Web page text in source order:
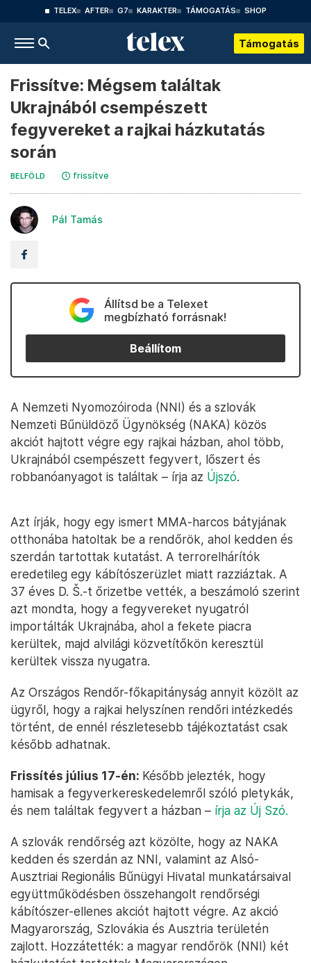
TELEX AFTER G7 KARAKTER TÁMOGATÁS SHOP
Támogatás
Frissítve: Mégsem találtak
Ukrajnából csempészett
fegyvereket a rajkai házkutatás
során
BELFÖLD frissítve
Pál Tamás
Állítsd be a Telexet
megbízható forrásnak!
Beállítom
A Nemzeti Nyomozóiroda (NNI) és a szlovák
Nemzeti Bűnüldöző Ügynökség (NAKA) közös
akciót hajtott végre egy rajkai házban, ahol több,
Ukrajnából csempészett fegyvert, lőszert és
robbanóanyagot is találtak – írja az Újszó.
Azt írják, hogy egy ismert MMA-harcos bátyjának
otthonába hatoltak be a rendőrök, ahol kedden és
szerdán tartottak kutatást. A terrorelhárítók
eredetileg egy kábítószerüzlet miatt razziáztak. A
37 éves D. Š.-t őrizetbe vették, a beszámoló szerint
azt mondta, hogy a fegyvereket nyugatról
importálták Ukrajnába, ahol a fekete piacra
kerültek, majd alvilági közvetítőkön keresztül
kerültek vissza nyugatra.
Az Országos Rendőr-főkapitányság annyit közölt az
ügyről, hogy a rajkai helyszínen rendőri intézkedés
történt, de ennél részletesebb tájékoztatást csak
később adhatnak.
Frissítés július 17-én: Később jelezték, hogy
hamisak a fegyverkereskedelemről szóló pletykák,
és nem találtak fegyvert a házban – írja az Új Szó.
A szlovák rendőrség azt közölte, hogy az NAKA
kedden és szerdán az NNI, valamint az Alsó-
Ausztriai Regionális Bűnügyi Hivatal munkatársaival
együttműködésben összehangolt rendőrségi
kábítószer-ellenes akciót hajtott végre. Az akció
Magyarország, Szlovákia és Ausztria területén
zajlott. Hozzátették: a magyar rendőrök (NNI) két